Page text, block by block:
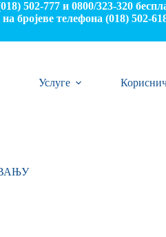
502-777 и 0800/323-320
бројеве телефона (018) 502-
Услуге